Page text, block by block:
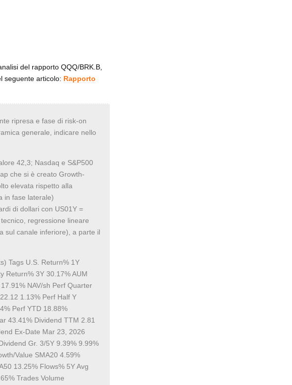
del rapporto QQQ/BRK.B,
seguente articolo: Rapporto
ripresa e fase di risk-on
generale, indicare nello
42,3; Nasdaq e S&P500
che si è creato Growth-
elevata rispetto alla
in fase laterale)
di dollari con US01Y =
regressione lineare
sul canale inferiore), a parte il
Tags U.S. Return% 1Y
Return% 3Y 30.17% AUM
NAV/sh Perf Quarter
1.13% Perf Half Y
Perf YTD 18.88%
43.41% Dividend TTM 2.81
Ex-Date Mar 23, 2026
Gr. 3/5Y 9.39% 9.99%
Value SMA20 4.59%
13.25% Flows% 5Y Avg
Trades Volume